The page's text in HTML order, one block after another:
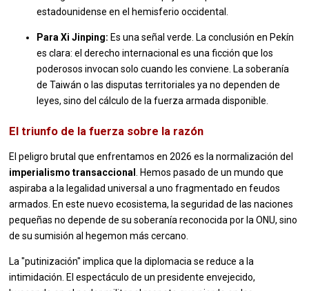
estadounidense en el hemisferio occidental.
Para Xi Jinping: Es una señal verde. La conclusión en Pekín
es clara: el derecho internacional es una ficción que los
poderosos invocan solo cuando les conviene. La soberanía
de Taiwán o las disputas territoriales ya no dependen de
leyes, sino del cálculo de la fuerza armada disponible.
El triunfo de la fuerza sobre la razón
El peligro brutal que enfrentamos en 2026 es la normalización del
imperialismo transaccional. Hemos pasado de un mundo que
aspiraba a la legalidad universal a uno fragmentado en feudos
armados. En este nuevo ecosistema, la seguridad de las naciones
pequeñas no depende de su soberanía reconocida por la ONU, sino
de su sumisión al hegemon más cercano.
La "putinización" implica que la diplomacia se reduce a la
intimidación. El espectáculo de un presidente envejecido,